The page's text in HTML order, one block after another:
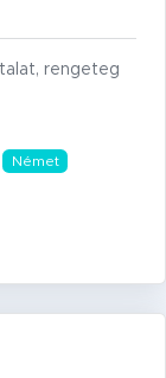
rengeteg
Német